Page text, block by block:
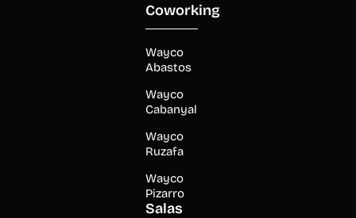
Coworking
Wayco
Abastos
Wayco
Cabanyal
Wayco
Ruzafa
Wayco
Pizarro
Salas